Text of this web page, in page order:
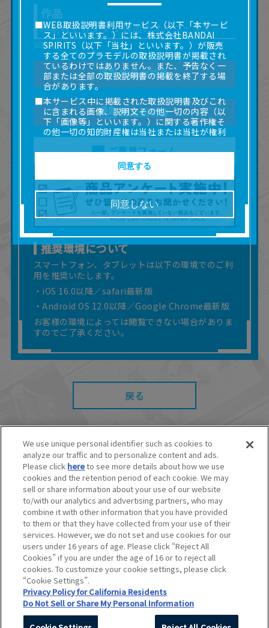
作品
機動戦士ガンダム 鉄血のオルフェンズ
取扱説明書
補足説明書
ご意見フォーム
推奨環境について
スマートフォン、タブレットは以下の環境でのご利
用を推奨いたします。
・iOS 16.0以降／safari最新版
・Android OS 12.0以降／Google Chrome最新版
お客様の環境によっては閲覧できない場合がありま
すのでご了承ください。
戻る
© BANDAI SPIRITS CO.,LTD. ALL RIGHTS RESERVED.
©創通・サンライズ ©創通・サンライズ・MBS
©SOTSU・SUNRISE ©SOTSU・SUNRISE・MBS
©Nintendo・Creatures・GAME FREAK・TV Tokyo・ShoPro・JR Kikaku
©Pokémon
©Pokémon. ©Nintendo/Creatures Inc./GAME FREAK inc.
このホームページに掲載されている全ての画像、文章、データなどの無断
転用、転載をお断りします。
Unauthorized use or reproduction of materials contained in this page
is strictly prohibited.
Do Not Sell or Share My Personal Information
We use unique personal identifier such as cookies to
analyze our traffic and to personalize content and ads.
Please click hereto see more details about how we use
cookies and the retention period of each cookie. We may
sell or share information about your use of our website
to/with our analytics and advertising partners, who may
combine it with other information that you have provided
to them or that they have collected from your use of their
services. However, we do not set and use cookies for our
users under 16 years of age. Please click “Reject All
Cookies” if you are under the age of 16 or to reject all
cookies. To customize your cookie settings, please click
“Cookie Settings”.
Privacy Policy for California Residents
Do Not Sell or Share My Personal Information
■WEB取扱説明書利用サービス（以下「本サービ
ス」といいます。）には、株式会社BANDAI
SPIRITS（以下「当社」といいます。）が販売
する全てのプラモデルの取扱説明書が掲載され
ているわけではありません。また、予告なく一
部または全部の取扱説明書の掲載を終了する場
合があります。
■本サービス中に掲載された取扱説明書及びこれ
に含まれる画像、説明文その他一切の内容（以
下「画像等」といいます。）に関する著作権そ
の他一切の知的財産権は当社または当社が権利
使用（本サービス内の意見投稿の目的での画像
等の利用を含みます。）を超えて使用（複製、
複写、改変、掲示、頒布、配信、販売、出版等
を含むがこれに限りません。）することは禁止
いたします。
■掲載している取扱説明書は、お客様が購入され
た商品に同梱されたものと異なる場合がありま
す。
■対象商品仕様の変更などにより、取扱説明書の
内容は予告なく変更される場合があります。
■当社は、取扱説明書の正確性確保に努めており
ますが、取扱説明書の完全性を保証するもので
はありません。
■お客様のご利用環境によっては、本サービスを
ご利用いただけない場合があります。
かったことにより利用者に何らかの損害が生じ
たとしても、当社は何らの責任を負いません。
者の通信機器、ネットワークへの障害（コンピ
ューターウィルスに起因する障害を含みま
す。）等が生じたとしても、当社は何らの責任
■当社は、本サービスの内容・条件を予告なく変
更または停止することがあります。また当社
は、本サービスの提供を終了することがありま
す。
■本サービスのご利用にあたり、ウェブサイトご
利用条件およびその他別途当社が定める規約が
ある場合、これらに従ってご利用ください。
同意しない
同意する